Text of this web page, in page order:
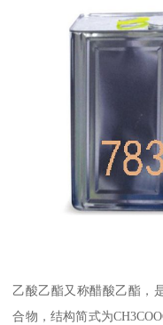
乙酸乙酯又称醋酸乙酯，
合物，结构简式为